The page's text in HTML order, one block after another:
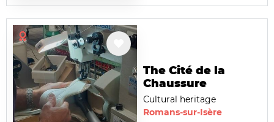
The Cité de la
Chaussure
Cultural heritage
Romans-sur-Isère